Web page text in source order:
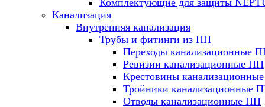
Комплектующие для защиты
Канализация
Внутренняя канализация
Трубы и фитинги из ПП
Переходы канализационные
Ревизии канализационные ПП
Крестовины
Тройники канализационные
Отводы канализационные ПП